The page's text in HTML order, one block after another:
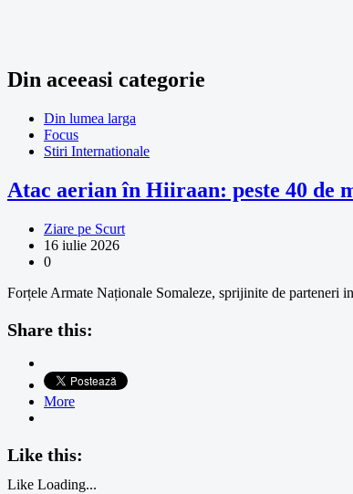
Din aceeasi categorie
Din lumea larga
Focus
Stiri Internationale
Atac aerian în Hiiraan: peste 40 de
Ziare pe Scurt
16 iulie 2026
0
Forțele Armate Naționale Somaleze, sprijinite de parteneri
Share this:
More
Like this:
Like Loading...